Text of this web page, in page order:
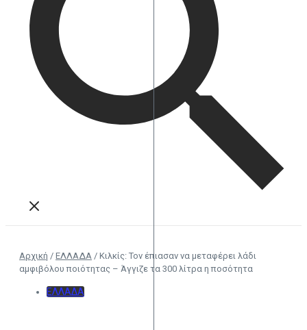
Αρχική / ΕΛΛΑΔΑ / Κιλκίς: Τον έπιασαν να μεταφέρει λάδι
αμφιβόλου ποιότητας – Άγγιζε τα 300 λίτρα η ποσότητα
ΕΛΛΑΔΑ